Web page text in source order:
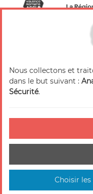
© 2026 Valence
Fait
Nous collectons et
dans le but suivant :
Sécurité.
Choisir